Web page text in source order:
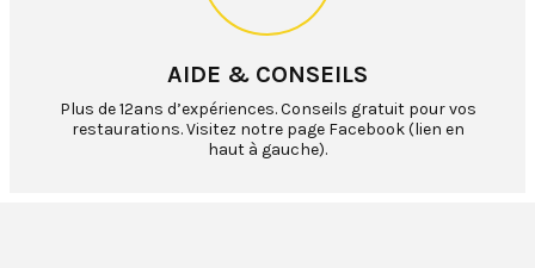
AIDE & CONSEILS
Plus de 12ans d’expériences. Conseils gratuit pour vos
restaurations. Visitez notre page Facebook (lien en
haut à gauche).